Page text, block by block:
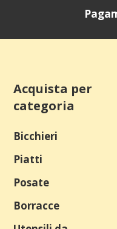
Acquista per
categoria
Bicchieri
Piatti
Posate
Borracce